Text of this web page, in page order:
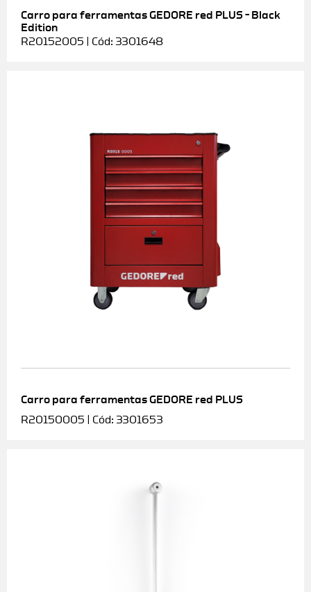
Carro para ferramentas GEDORE red PLUS – Black
Edition
R20152005 | Cód: 3301648
Carro para ferramentas GEDORE red PLUS
R20150005 | Cód: 3301653